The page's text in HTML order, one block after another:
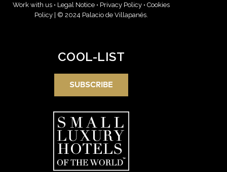
Work with us • Legal Notice • Privacy Policy • Cookies
Policy | © 2024 Palacio de Villapanés.
COOL-LIST
SUBSCRIBE